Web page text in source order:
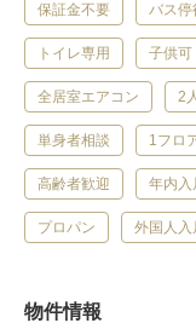
保証金不要 バス停
トイレ専用 子供可
全居室エアコン 2
単身者相談 1フロ
高齢者歓迎 年内入
プロパン 外国人入
物件情報